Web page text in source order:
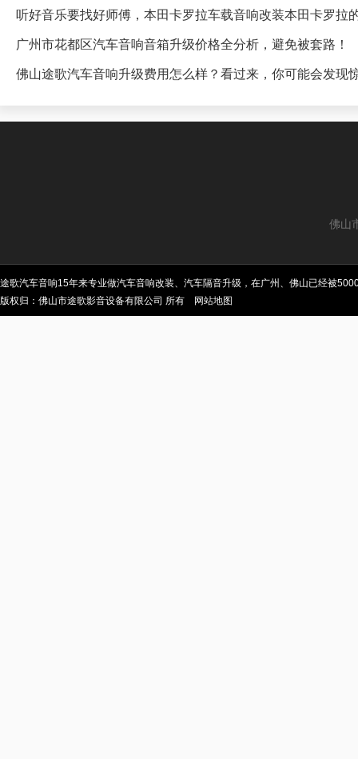
听好音乐要找好师傅，本田卡罗拉车载音响改装本田卡罗拉
广州市花都区汽车音响音箱升级价格全分析，避免被套路！
佛山途歌汽车音响升级费用怎么样？看过来，你可能会发现
佛山
途歌汽车音响15年来专业做汽车音响改装、汽车隔音升级，在广州、佛山已经被
版权归：佛山市途歌影音设备有限公司 所有
网站地图